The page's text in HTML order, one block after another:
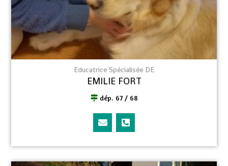
Educatrice Spécialisée DE
EMILIE FORT
dép. 67 / 68